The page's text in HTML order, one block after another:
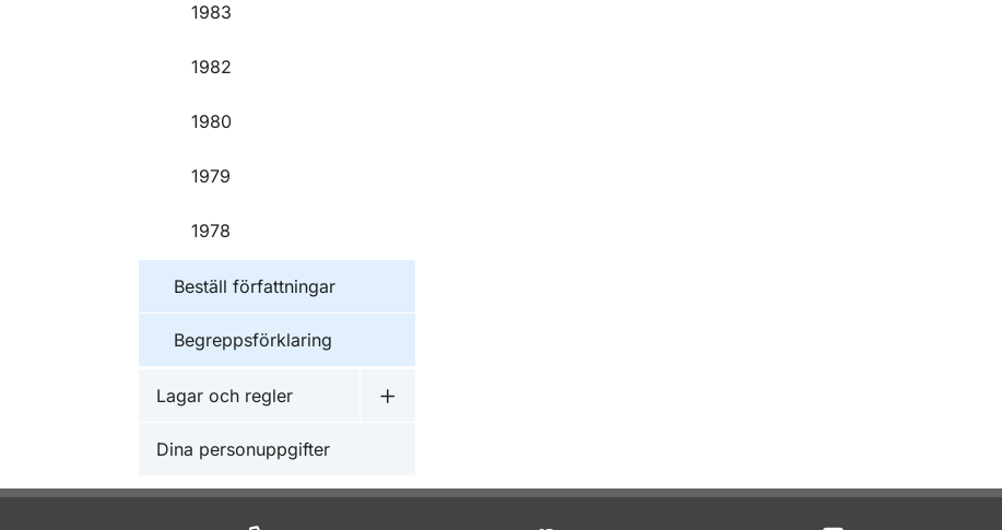
1983
1982
1980
1979
1978
Beställ författningar
Begreppsförklaring
Lagar och regler
Undermeny för Lagar och regler
Dina personuppgifter